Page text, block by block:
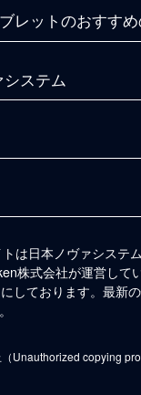
レットのおすす
システム
は日本ノヴァシステ
株式会社が運営して
しております。最新
Unauthorized copying